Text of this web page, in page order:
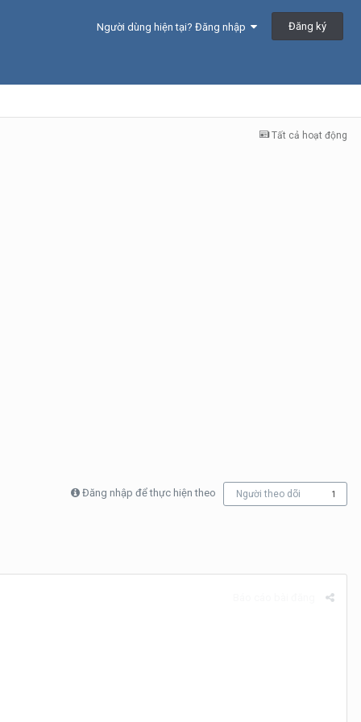
Người dùng hiện tại? Đăng nhập Đăng ký
Tất cả hoạt động
Đăng nhập để thực hiện theo Người theo dõi 1